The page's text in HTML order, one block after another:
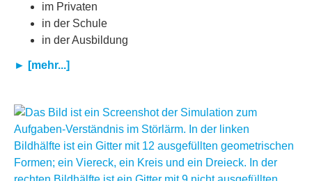
im Privaten
in der Schule
in der Ausbildung
► [mehr...]